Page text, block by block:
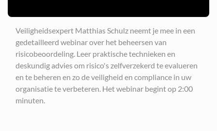
Veiligheidsexpert Matthias Schulz neemt je mee in een
gedetailleerd webinar over het beheersen van
risicobeoordeling. Leer praktische technieken en
deskundig advies om risico's zelfverzekerd te evalueren
en te beheren en zo de veiligheid en compliance in uw
organisatie te verbeteren. Het webinar begint op 2:00
minuten.